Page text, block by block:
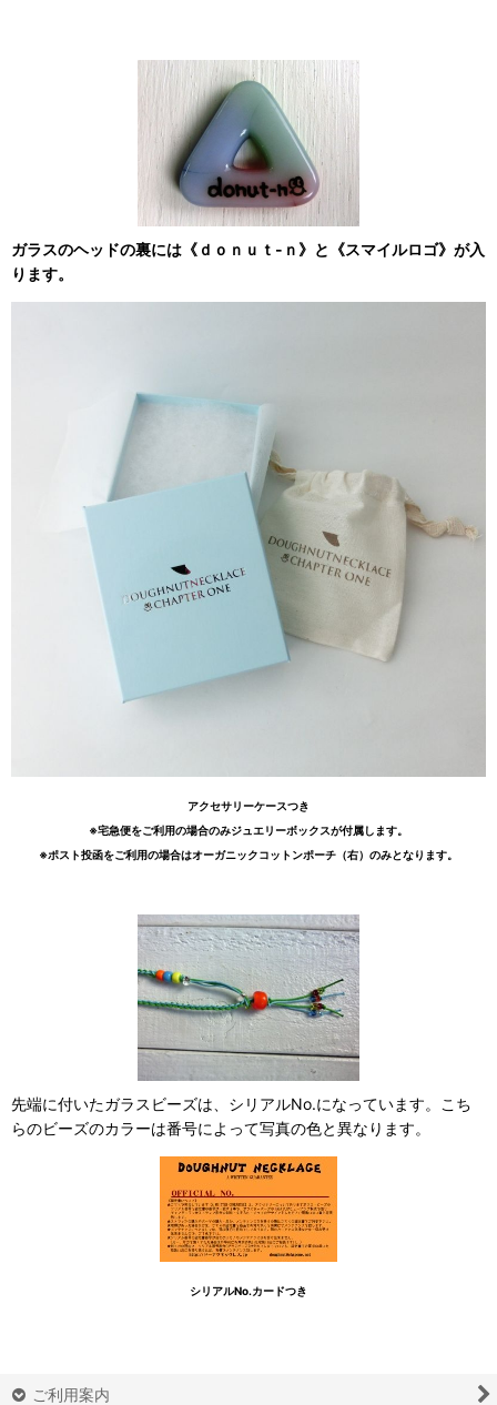
ガラスのヘッドの裏には《ｄｏｎｕｔ-ｎ》と《スマイルロゴ》が入
ります。
アクセサリーケースつき
※宅急便をご利用の場合のみジュエリーボックスが付属します。
※ポスト投函をご利用の場合はオーガニックコットンポーチ（右）のみとなります。
先端に付いたガラスビーズは、シリアルNo.になっています。こち
らのビーズのカラーは番号によって写真の色と異なります。
シリアルNo.カードつき
ご利用案内